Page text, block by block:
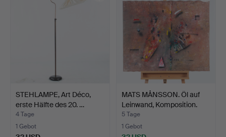
STEHLAMPE, Art Déco,
erste Hälfte des 20. …
4 Tage
1 Gebot
MATS MÅNSSON. Öl auf
Leinwand, Komposition.
5 Tage
1 Gebot